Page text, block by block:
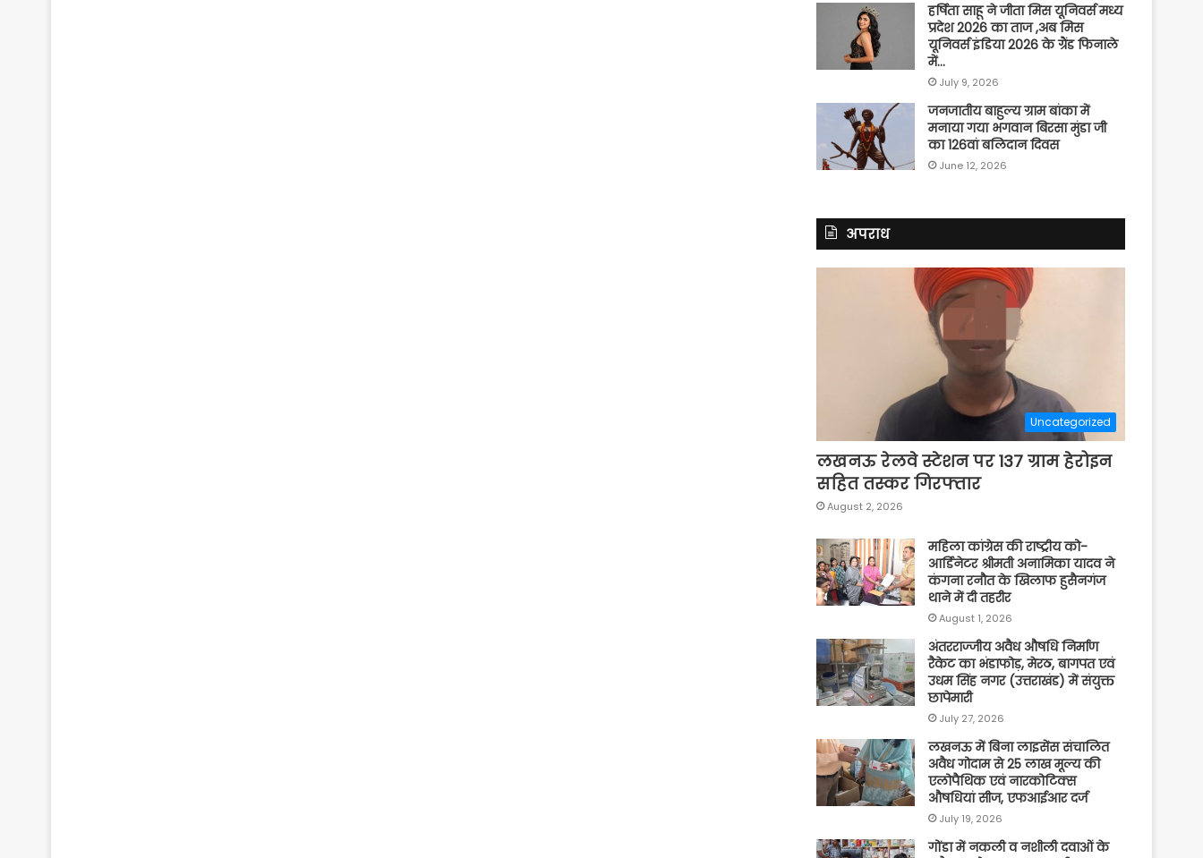
हर्षिता साहू ने जीता मिस यूनिवर्स मध्य
प्रदेश 2026 का ताज ,अब मिस
यूनिवर्स इंडिया 2026 के ग्रैंड फिनाले
में…
July 9, 2026
जनजातीय बाहुल्य ग्राम बांका में
मनाया गया भगवान बिरसा मुंडा जी
का 126वां बलिदान दिवस
June 12, 2026
अपराध
Uncategorized
लखनऊ रेलवे स्टेशन पर 137 ग्राम हेरोइन
सहित तस्कर गिरफ्तार
August 2, 2026
महिला कांग्रेस की राष्ट्रीय को-
आर्डिनेटर श्रीमती अनामिका यादव ने
कंगना रनौत के खिलाफ हुसैनगंज
थाने में दी तहरीर
August 1, 2026
अंतरराज्जीय अवैध औषधि निर्माण
रैकेट का भंडाफोड़, मेरठ, बागपत एवं
उधम सिंह नगर (उत्तराखंड) में संयुक्त
छापेमारी
July 27, 2026
लखनऊ में बिना लाइसेंस संचालित
अवैध गोदाम से 25 लाख मूल्य की
एलोपैथिक एवं नारकोटिक्स
औषधियां सीज, एफआईआर दर्ज
July 19, 2026
गोंडा में नकली व नशीली दवाओं के